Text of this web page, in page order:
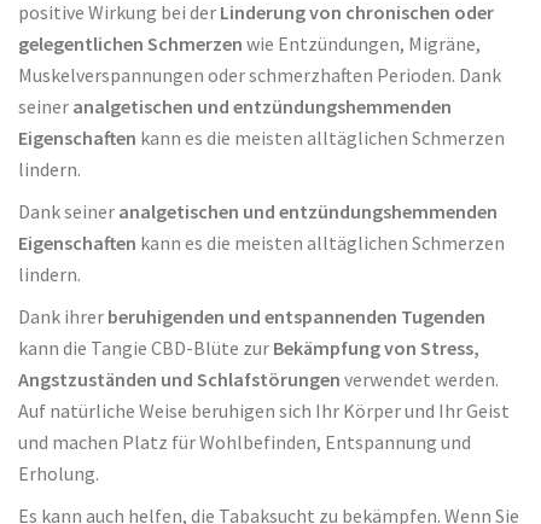
positive Wirkung bei der Linderung von chronischen oder
gelegentlichen Schmerzen wie Entzündungen, Migräne,
Muskelverspannungen oder schmerzhaften Perioden. Dank
seiner analgetischen und entzündungshemmenden
Eigenschaften kann es die meisten alltäglichen Schmerzen
lindern.
Dank seiner analgetischen und entzündungshemmenden
Eigenschaften kann es die meisten alltäglichen Schmerzen
lindern.
Dank ihrer beruhigenden und entspannenden Tugenden
kann die Tangie CBD-Blüte zur Bekämpfung von Stress,
Angstzuständen und Schlafstörungen verwendet werden.
Auf natürliche Weise beruhigen sich Ihr Körper und Ihr Geist
und machen Platz für Wohlbefinden, Entspannung und
Erholung.
Es kann auch helfen, die Tabaksucht zu bekämpfen. Wenn Sie